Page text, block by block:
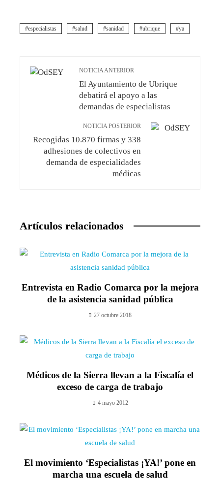
especialistas salud sanidad ubrique ya
NOTICIA ANTERIOR
El Ayuntamiento de Ubrique
debatirá el apoyo a las
demandas de especialistas
NOTICIA POSTERIOR
Recogidas 10.870 firmas y 338
adhesiones de colectivos en
demanda de especialidades
médicas
Artículos relacionados
Entrevista en Radio Comarca por la mejora
de la asistencia sanidad pública
27 octubre 2018
Médicos de la Sierra llevan a la Fiscalía el
exceso de carga de trabajo
4 mayo 2012
El movimiento ‘Especialistas ¡YA!’ pone en
marcha una escuela de salud